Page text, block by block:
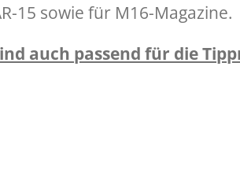
15 sowie für M16-Magazine.
auch passend für die